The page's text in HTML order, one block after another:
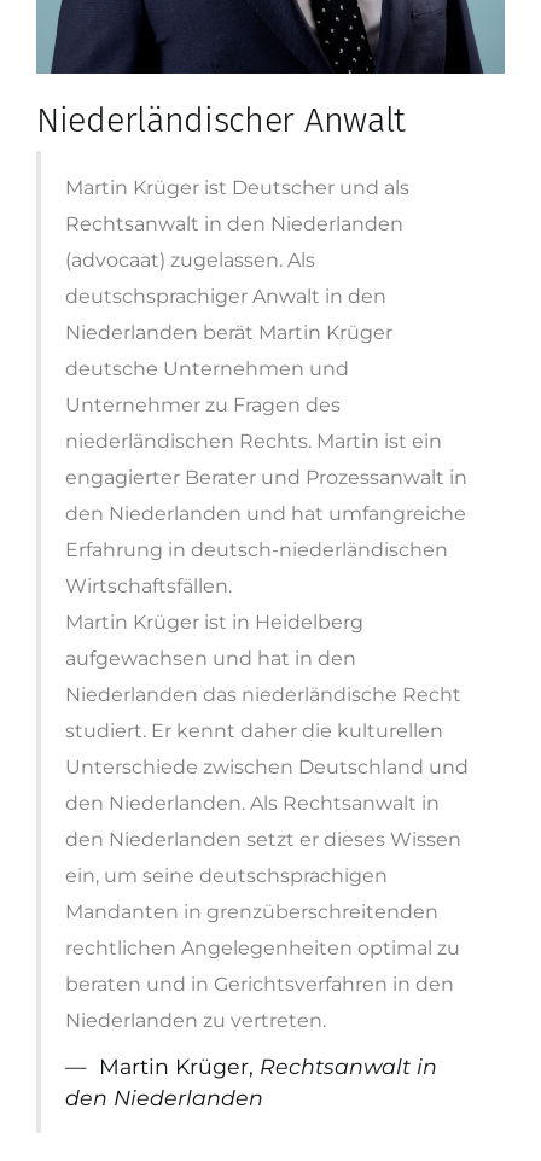
Niederländischer Anwalt
Martin Krüger ist Deutscher und als
Rechtsanwalt in den Niederlanden
(advocaat) zugelassen. Als
deutschsprachiger Anwalt in den
Niederlanden berät Martin Krüger
deutsche Unternehmen und
Unternehmer zu Fragen des
niederländischen Rechts. Martin ist ein
engagierter Berater und Prozessanwalt in
den Niederlanden und hat umfangreiche
Erfahrung in deutsch-niederländischen
Wirtschaftsfällen.
Martin Krüger ist in Heidelberg
aufgewachsen und hat in den
Niederlanden das niederländische Recht
studiert. Er kennt daher die kulturellen
Unterschiede zwischen Deutschland und
den Niederlanden. Als Rechtsanwalt in
den Niederlanden setzt er dieses Wissen
ein, um seine deutschsprachigen
Mandanten in grenzüberschreitenden
rechtlichen Angelegenheiten optimal zu
beraten und in Gerichtsverfahren in den
Niederlanden zu vertreten.
Martin Krüger, Rechtsanwalt in
den Niederlanden